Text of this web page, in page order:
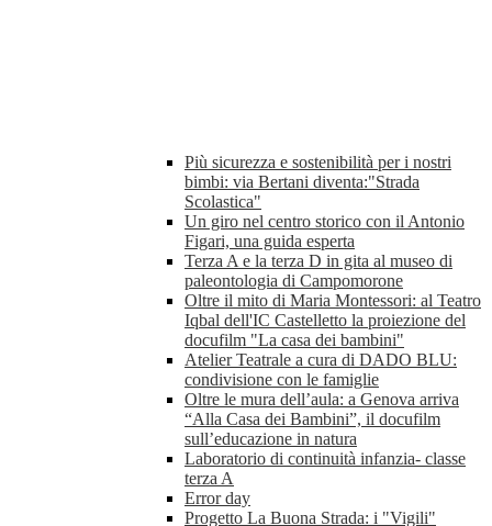
Più sicurezza e sostenibilità per i nostri
bimbi: via Bertani diventa:"Strada
Scolastica"
Un giro nel centro storico con il Antonio
Figari, una guida esperta
Terza A e la terza D in gita al museo di
paleontologia di Campomorone
Oltre il mito di Maria Montessori: al Teatro
Iqbal dell'IC Castelletto la proiezione del
docufilm "La casa dei bambini"
Atelier Teatrale a cura di DADO BLU:
condivisione con le famiglie
Oltre le mura dell’aula: a Genova arriva
“Alla Casa dei Bambini”, il docufilm
sull’educazione in natura
Laboratorio di continuità infanzia- classe
terza A
Error day
Progetto La Buona Strada: i "Vigili"